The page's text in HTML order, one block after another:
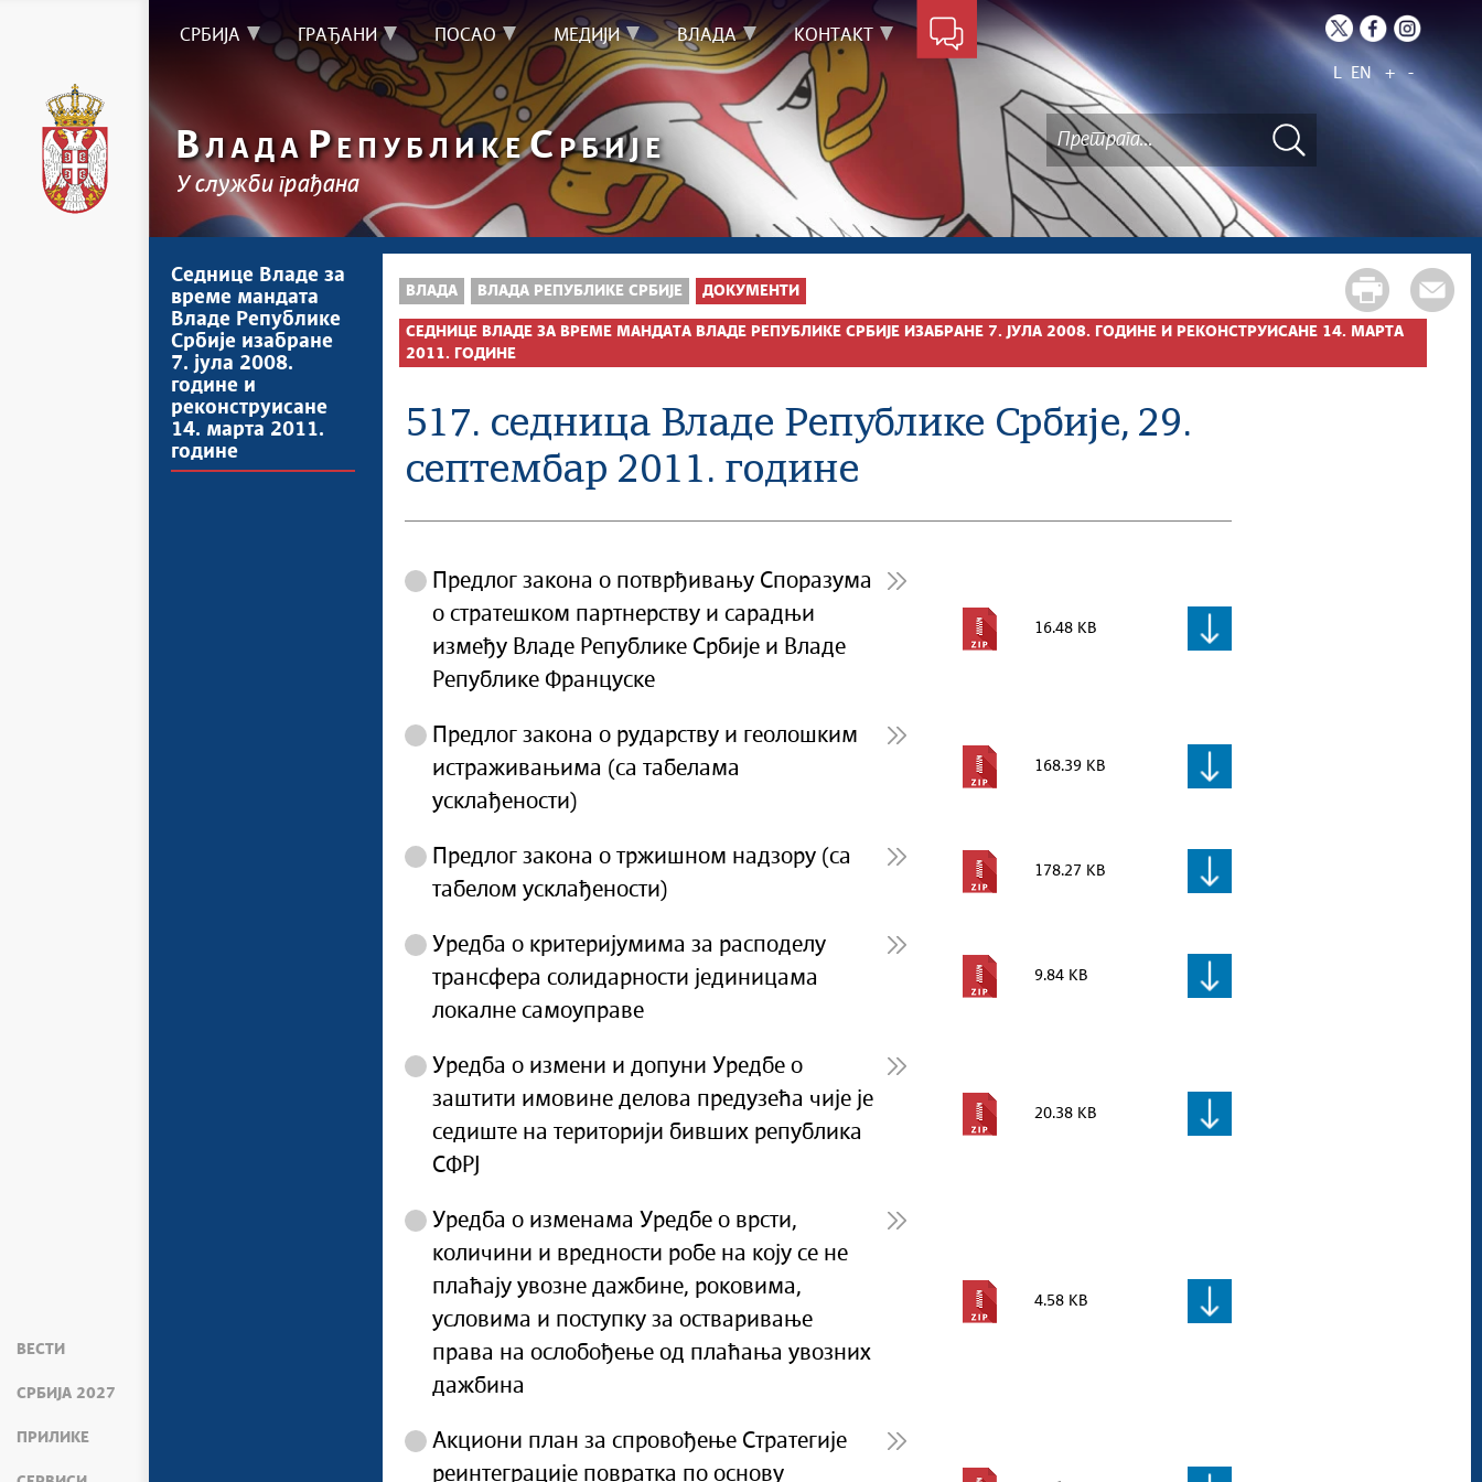
ВЕСТИ
СРБИЈА 2027
ПРИЛИКЕ
СРБИЈА ГРАЂАНИ ПОСАО МЕДИЈИ ВЛАДА КОНТАКТ
L EN + -
ВЛАДА Р ЕПУБЛИКЕС РБИЈЕ
У служби грађана
Седнице Владе за
време мандата
Владе Републике
Србије изабране
7. јула 2008.
године и
реконструисане
14. марта 2011.
године
ВЛАДА ВЛАДА РЕПУБЛИКЕ СРБИЈЕ ДОКУМЕНТИ
СЕДНИЦЕ ВЛАДЕ ЗА ВРЕМЕ МАНДАТА ВЛАДЕ РЕПУБЛИКЕ СРБИЈЕ ИЗАБРАНЕ 7. ЈУЛА 2008. ГОДИНЕ И РЕКОНСТРУИСАНЕ 14. МАРТА
2011. ГОДИНЕ
517. седница Владе Републике Србије, 29.
септембар 2011. године
Предлог закона о потврђивању Споразума
о стратешком партнерству и сарадњи
између Владе Републике Србије и Владе
Републике Француске
16.48 KB
Предлог закона о рударству и геолошким
истраживањима (са табелама
усклађености)
168.39 KB
Предлог закона о тржишном надзору (са
табелом усклађености)
178.27 KB
Уредба о критеријумима за расподелу
трансфера солидарности јединицама
локалне самоуправе
9.84 KB
Уредба о измени и допуни Уредбе о
заштити имовине делова предузећа чије је
седиште на територији бивших република
СФРЈ
20.38 KB
Уредба о изменама Уредбе о врсти,
количини и вредности робе на коју се не
плаћају увозне дажбине, роковима,
условима и поступку за остваривање
права на ослобођење од плаћања увозних
дажбина
4.58 KB
Акциони план за спровођење Стратегије
реинтеграције повратка по основу